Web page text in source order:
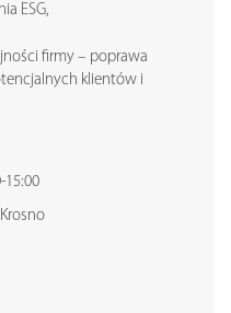
ESG,
firmy – poprawa
klientów i
15:00